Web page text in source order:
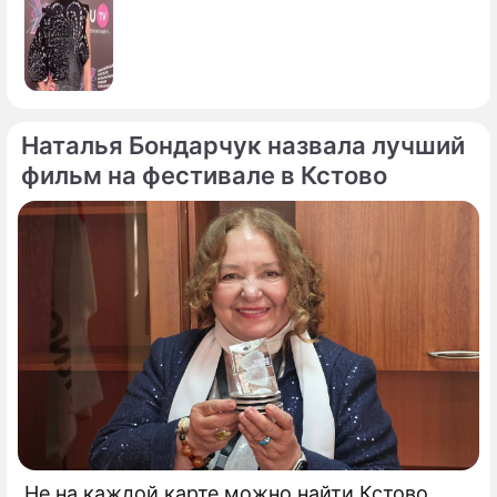
Наталья Бондарчук назвала лучший
фильм на фестивале в Кстово